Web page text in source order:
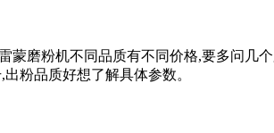
磨粉机不同品质有不同价格,要多问几
粉品质好想了解具体参数。